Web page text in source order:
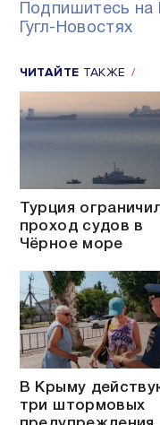
Подпишитесь
Гугл-Новостях
ЧИТАЙТЕ ТАКЖЕ
Турция
проход судов в
Чёрное море
В Крыму
три штормовых